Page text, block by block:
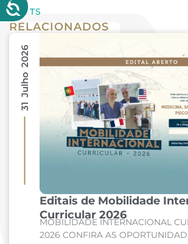
POSTS
RELACIONADOS
Editais de Mobilidade
Curricular 2026
MOBILIDADE INTERNACIONAL
2026 CONFIRA AS
31 Julho 2026